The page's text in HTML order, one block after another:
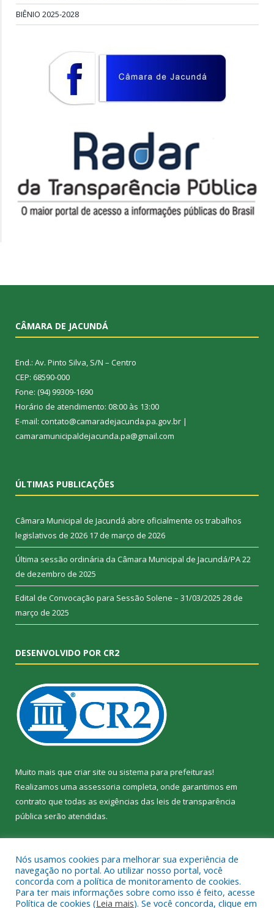
BIÊNIO 2025-2028
CÂMARA DE JACUNDÁ
End.: Av. Pinto Silva, S/N – Centro
CEP: 68590-000
Fone: (94) 99309-1690
Horário de atendimento: 08:00 às 13:00
E-mail: contato@camaradejacunda.pa.gov.br |
camaramunicipaldejacunda.pa@gmail.com
ÚLTIMAS PUBLICAÇÕES
Câmara Municipal de Jacundá abre oficialmente os trabalhos
legislativos de 2026 17 de março de 2026
Última sessão ordinária da Câmara Municipal de Jacundá/PA22
de dezembro de 2025
Edital de Convocação para Sessão Solene – 31/03/2025 28 de
março de 2025
DESENVOLVIDO POR CR2
Muito mais que criar site ou sistema para prefeituras!
Realizamos uma assessoria completa, onde garantimos em
contrato que todas as exigências das leis de transparência
pública serão atendidas.
Nós usamos cookies para melhorar sua experiência de
navegação no portal. Ao utilizar nosso portal, você
concorda com a política de monitoramento de cookies.
Para ter mais informações sobre como isso é feito, acesse
Política de cookies (Leia mais). Se você concorda, clique em